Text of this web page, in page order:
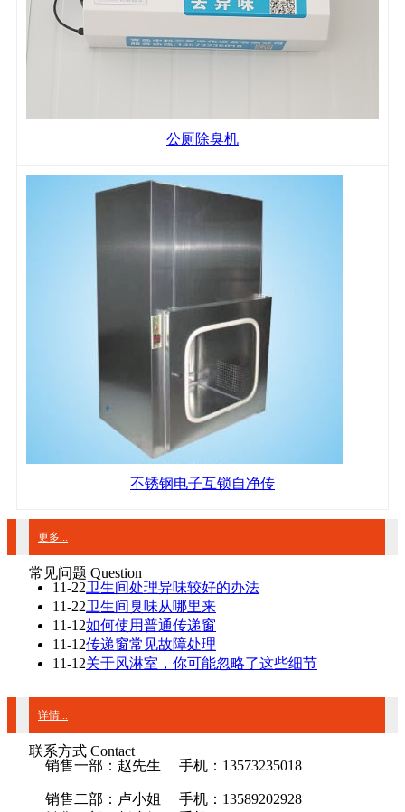
公厕除臭机
不锈钢电子互锁自净传
更多...
常见问题 Question
11-22卫生间处理异味较好的办法
11-22卫生间臭味从哪里来
11-12如何使用普通传递窗
11-12传递窗常见故障处理
11-12关于风淋室，你可能忽略了这些细节
详情...
联系方式 Contact
销售一部：赵先生 手机：13573235018
销售二部：卢小姐 手机：13589202928